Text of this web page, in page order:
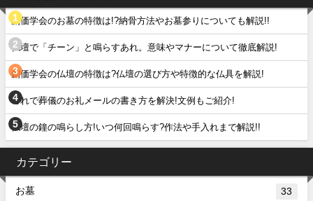
創価学会のお墓の特徴は!?納骨方法やお墓参りについても解説!!
仏壇で「チーン」と鳴らすあれ。意味やマナーについて徹底解説!
創価学会の仏壇の特徴は?仏壇の選び方や特徴的な仏具を解説!
これで葬儀のお礼メールの書き方を解決!文例もご紹介!
仏壇の鐘の鳴らし方!いつ何回鳴らす?作法や手入れまで解説!!
カテゴリー
お墓 33